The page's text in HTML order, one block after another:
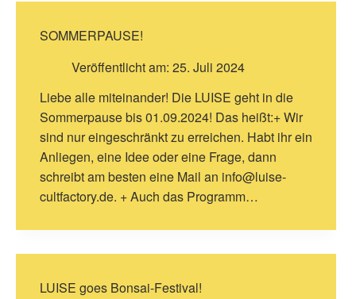
SOMMERPAUSE!
Veröffentlicht am: 25. Juli 2024
Liebe alle miteinander! Die LUISE geht in die
Sommerpause bis 01.09.2024! Das heißt:+ Wir
sind nur eingeschränkt zu erreichen. Habt ihr ein
Anliegen, eine Idee oder eine Frage, dann
schreibt am besten eine Mail an info@luise-
cultfactory.de. + Auch das Programm…
LUISE goes Bonsai-Festival!